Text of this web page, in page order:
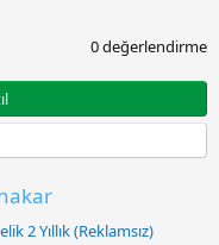
0 değerlendirme
2 Yıllık (Reklamsız)